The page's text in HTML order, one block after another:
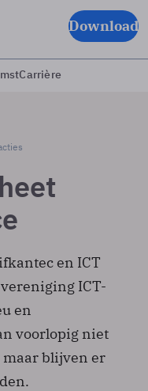
Download
Carrière
en ICT
ICT-
en
voorlopig niet
blijven er